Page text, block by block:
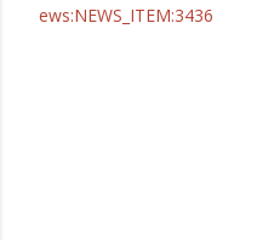
ews:NEWS_ITEM:3436